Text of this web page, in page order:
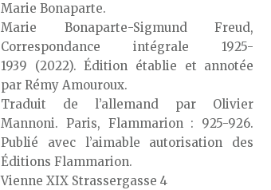
Marie Bonaparte.
Marie Bonaparte-Sigmund Freud,
Correspondance intégrale 1925-
1939 (2022). Édition établie et annotée
par Rémy Amouroux.
Traduit de l’allemand par Olivier
Mannoni. Paris, Flammarion : 925-926.
Publié avec l’aimable autorisation des
Éditions Flammarion.
Vienne XIX Strassergasse 4